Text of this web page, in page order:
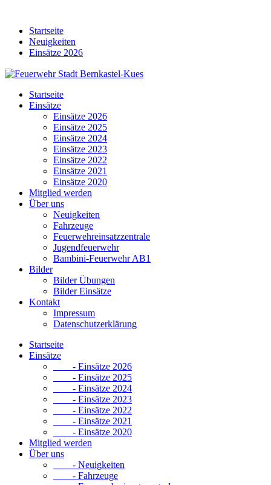
contentStartseite
Neuigkeiten
Einsätze 2026
Startseite
Einsätze
Einsätze 2026
Einsätze 2025
Einsätze 2024
Einsätze 2023
Einsätze 2022
Einsätze 2021
Einsätze 2020
Mitglied werden
Über uns
Neuigkeiten
Fahrzeuge
Feuerwehreinsatzzentrale
Jugendfeuerwehr
Bambini-Feuerwehr AB1
Bilder
Bilder Übungen
Bilder Einsätze
Kontakt
Impressum
Datenschutzerklärung
Startseite
Einsätze
- Einsätze 2026
- Einsätze 2025
- Einsätze 2024
- Einsätze 2023
- Einsätze 2022
- Einsätze 2021
- Einsätze 2020
Mitglied werden
Über uns
- Neuigkeiten
- Fahrzeuge